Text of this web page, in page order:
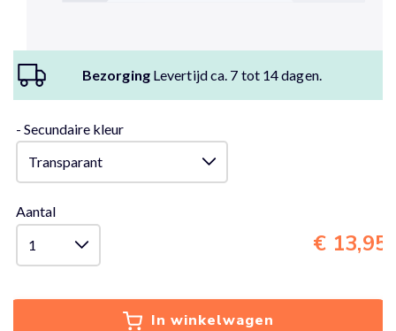
BezorgingLevertijd ca. 7 tot 14 dagen.
- Secundaire kleur
Aantal
€ 13,95
In winkelwagen